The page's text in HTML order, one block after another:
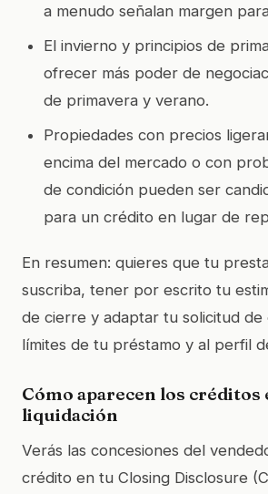
a menudo señalan margen
El invierno y principios de
ofrecer más poder de
de primavera y verano.
Propiedades con precios
encima del mercado o con
de condición pueden ser
para un crédito en lugar de
En resumen: quieres que tu
suscriba, tener por escrito tu
de cierre y adaptar tu solicitud de
límites de tu préstamo y al perfil
Cómo aparecen los créditos
liquidación
Verás las concesiones del
crédito en tu Closing Disclosure